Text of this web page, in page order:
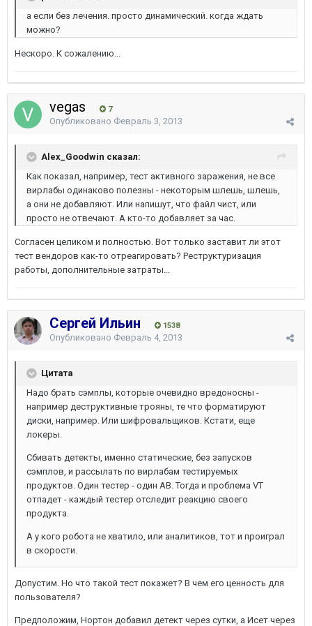
а если без лечения. просто динамический. когда ждать
можно?
Нескоро. К сожалению...
vegas 7
Опубликовано Февраль 3, 2013
Alex_Goodwin сказал:
Как показал, например, тест активного заражения, не все
вирлабы одинаково полезны - некоторым шлешь, шлешь,
а они не добавляют. Или напишут, что файл чист, или
просто не отвечают. А кто-то добавляет за час.
Согласен целиком и полностью. Вот только заставит ли этот
тест вендоров как-то отреагировать? Реструктуризация
работы, дополнительные затраты...
Сергей Ильин 1538
Опубликовано Февраль 4, 2013
Цитата
Надо брать сэмплы, которые очевидно вредоносны -
например деструктивные трояны, те что форматируют
диски, например. Или шифровальщиков. Кстати, еще
локеры.
Сбивать детекты, именно статические, без запусков
сэмплов, и рассылать по вирлабам тестируемых
продуктов. Один тестер - один АВ. Тогда и проблема VT
отпадет - каждый тестер отследит реакцию своего
продукта.
А у кого робота не хватило, или аналитиков, тот и проиграл
в скорости.
Допустим. Но что такой тест покажет? В чем его ценность для
пользователя?
Предположим, Нортон добавил детект через сутки, а Исет через